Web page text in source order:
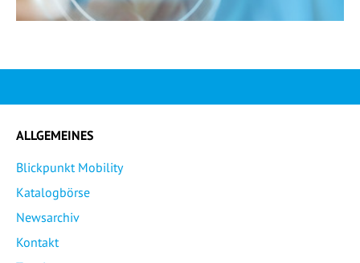
ALLGEMEINES
Blickpunkt Mobility
Katalogbörse
Newsarchiv
Kontakt